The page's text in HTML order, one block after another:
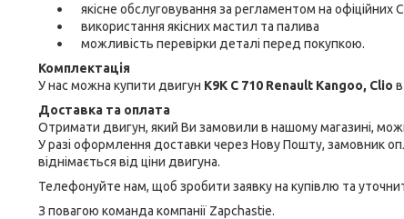
якісне обслуговування за регламентом на офіційних
використання якісних мастил та палива
можливість перевірки деталі перед покупкою.
Комплектація
У нас можна купити двигун K9K C 710 Renault Kangoo, Clio
Доставка та оплата
Отримати двигун, який Ви замовили в нашому магазині,
У разі оформлення доставки через Нову Пошту, замовник
віднімається від ціни двигуна.
Телефонуйте нам, щоб зробити заявку на купівлю та
З повагою команда компанії Zapchastie.